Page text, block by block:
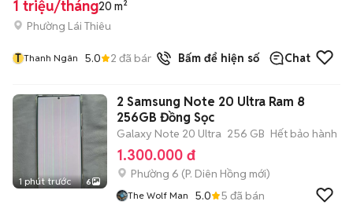
1 triệu/tháng20 m²
Phường Lái Thiêu
T Thanh Ngân 5.0 2 đã bán Bấm để hiện số Chat
1 phút trước 6
2 Samsung Note 20 Ultra Ram 8
256GB Đồng Sọc
Galaxy Note 20 Ultra 256 GB Hết bảo hành
1.300.000 đ
Phường 6 (P. Diên Hồng mới)
The Wolf Man 5.0 5 đã bán